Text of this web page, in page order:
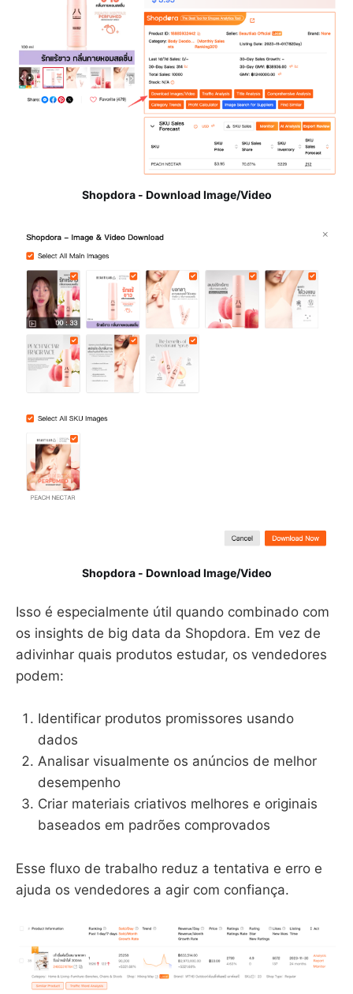
Shopdora - Download Image/Video
Shopdora - Download Image/Video
Isso é especialmente útil quando combinado com
os insights de big data da Shopdora. Em vez de
adivinhar quais produtos estudar, os vendedores
podem:
Identificar produtos promissores usando
dados
Analisar visualmente os anúncios de melhor
desempenho
Criar materiais criativos melhores e originais
baseados em padrões comprovados
Esse fluxo de trabalho reduz a tentativa e erro e
ajuda os vendedores a agir com confiança.